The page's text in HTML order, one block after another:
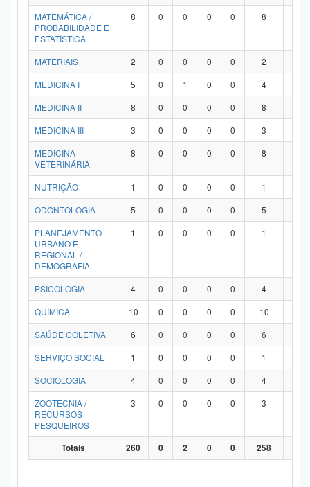
MATEMÁTICA /
PROBABILIDADE E
ESTATÍSTICA
8 0 0 0 0 8
MATERIAIS 2 0 0 0 0 2
MEDICINA I
5 0 1 0 0 4
MEDICINA II
8 0 0 0 0 8
MEDICINA III
3 0 0 0 0 3
MEDICINA
VETERINÁRIA
8 0 0 0 0 8
NUTRIÇÃO 1 0 0 0 0 1
ODONTOLOGIA
5 0 0 0 0 5
PLANEJAMENTO
URBANO E
REGIONAL /
DEMOGRAFIA
1 0 0 0 0 1
PSICOLOGIA 4 0 0 0 0 4
QUÍMICA
10 0 0 0 0 10
SAÚDE COLETIVA
6 0 0 0 0 6
SERVIÇO SOCIAL
1 0 0 0 0 1
SOCIOLOGIA
4 0 0 0 0 4
ZOOTECNIA /
RECURSOS
PESQUEIROS
3 0 0 0 0 3
Totais 260 0 2 0 0 258